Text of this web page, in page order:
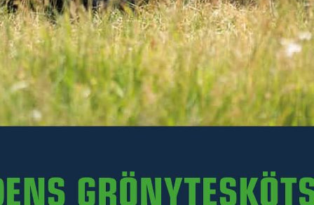
LÄGG I VARUKORGEN
Art. nr R35-FDM.123